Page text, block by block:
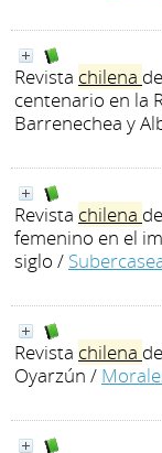
Revista chilena
centenario en la
Barrenechea y
Revista chilena
femenino en el
siglo /
Revista chilena
Oyarzún /